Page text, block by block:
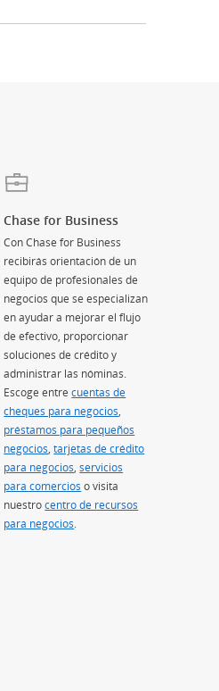
en superposición)
en superposición)
Chase for Business
Con Chase for Business
recibirás orientación de un
equipo de profesionales de
negocios que se especializan
en ayudar a mejorar el flujo
de efectivo, proporcionar
soluciones de crédito y
administrar las nóminas.
Escoge entrecuentas de
cheques para negocios
préstamos para pequeños
negocios (Se abre en superposición)
,tarjetas de crédito
para negocios (Se abre en superposición)
,servicios
para comercios (Se abre en superposición)
o visita
nuestrocentro de recursos
para negocios